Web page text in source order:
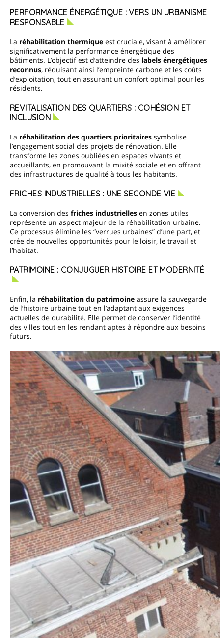
PERFORMANCE ÉNERGÉTIQUE : VERS UN URBANISME
RESPONSABLE
La réhabilitation thermique est cruciale, visant à améliorer
significativement la performance énergétique des
bâtiments. L’objectif est d’atteindre des labels énergétiques
reconnus, réduisant ainsi l’empreinte carbone et les coûts
d’exploitation, tout en assurant un confort optimal pour les
résidents.
REVITALISATION DES QUARTIERS : COHÉSION ET
INCLUSION
La réhabilitation des quartiers prioritaires symbolise
l’engagement social des projets de rénovation. Elle
transforme les zones oubliées en espaces vivants et
accueillants, en promouvant la mixité sociale et en offrant
des infrastructures de qualité à tous les habitants.
FRICHES INDUSTRIELLES : UNE SECONDE VIE
La conversion des friches industrielles en zones utiles
représente un aspect majeur de la réhabilitation urbaine.
Ce processus élimine les “verrues urbaines” d’une part, et
crée de nouvelles opportunités pour le loisir, le travail et
l’habitat.
PATRIMOINE : CONJUGUER HISTOIRE ET MODERNITÉ
Enfin, la réhabilitation du patrimoine assure la sauvegarde
de l’histoire urbaine tout en l’adaptant aux exigences
actuelles de durabilité. Elle permet de conserver l’identité
des villes tout en les rendant aptes à répondre aux besoins
futurs.